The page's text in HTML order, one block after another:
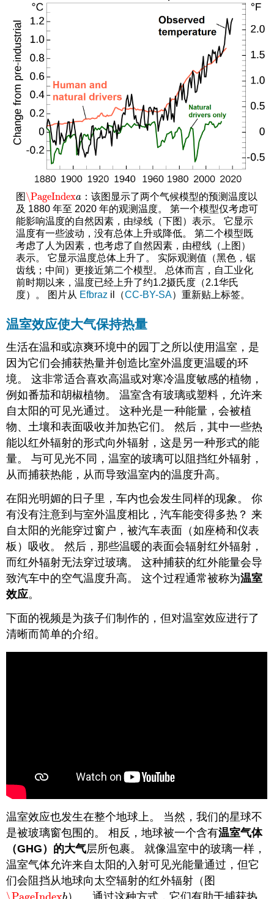
图\PageIndexa
\PageIndexa ：该图显示了两个气候模型的预测温度以
及 1880 年至 2020 年的观测温度。 第一个模型仅考虑可
能影响温度的自然因素，由绿线（下图）表示。 它显示
温度有一些波动，没有总体上升或降低。 第二个模型既
考虑了人为因素，也考虑了自然因素，由橙线（上图）
表示。 它显示温度总体上升了。 实际观测值（黑色，锯
齿线；中间）更接近第二个模型。 总体而言，自工业化
前时期以来，温度已经上升了约1.2摄氏度（2.1华氏
度）。 图片从 Efbraz il（CC-BY-SA）重新贴上标签。
温室效应使大气保持热量
生活在温和或凉爽环境中的园丁之所以使用温室，是
因为它们会捕获热量并创造比室外温度更温暖的环
境。 这非常适合喜欢高温或对寒冷温度敏感的植物，
例如番茄和胡椒植物。 温室含有玻璃或塑料，允许来
自太阳的可见光通过。 这种光是一种能量，会被植
物、土壤和表面吸收并加热它们。 然后，其中一些热
能以红外辐射的形式向外辐射，这是另一种形式的能
量。 与可见光不同，温室的玻璃可以阻挡红外辐射，
从而捕获热能，从而导致温室内的温度升高。
在阳光明媚的日子里，车内也会发生同样的现象。 你
有没有注意到与室外温度相比，汽车能变得多热？ 来
自太阳的光能穿过窗户，被汽车表面（如座椅和仪表
板）吸收。 然后，那些温暖的表面会辐射红外辐射，
而红外辐射无法穿过玻璃。 这种捕获的红外能量会导
致汽车中的空气温度升高。 这个过程通常被称为温室
效应。
下面的视频是为孩子们制作的，但对温室效应进行了
清晰而简单的介绍。
温室效应也发生在整个地球上。 当然，我们的星球不
是被玻璃窗包围的。 相反，地球被一个含有温室气体
（GHG）的大气层所包裹。 就像温室中的玻璃一样，
温室气体允许来自太阳的入射可见光能量通过，但它
们会阻挡从地球向太空辐射的红外辐射（图